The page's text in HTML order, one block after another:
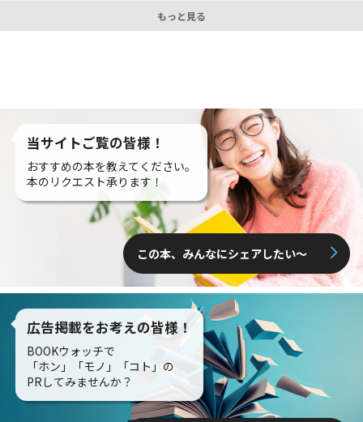
もっと見る
当サイトご覧の皆様！
おすすめの本を教えてください。
本のリクエスト承ります！
この本、みんなにシェアしたい〜
広告掲載をお考えの皆様！
BOOKウォッチで
「ホン」「モノ」「コト」の
PRしてみませんか？